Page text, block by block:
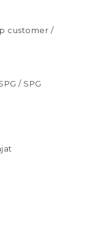
customer /
/ SPG